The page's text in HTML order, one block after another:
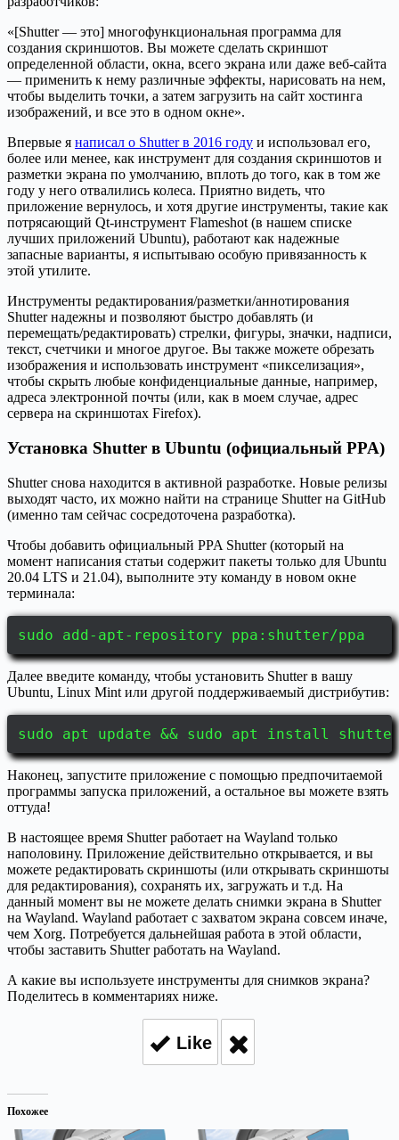
«[Shutter — это] многофункциональная программа для
создания скриншотов. Вы можете сделать скриншот
определенной области, окна, всего экрана или даже веб-сайта
— применить к нему различные эффекты, нарисовать на нем,
чтобы выделить точки, а затем загрузить на сайт хостинга
изображений, и все это в одном окне».
Впервые я написал о Shutter в 2016 году и использовал его,
более или менее, как инструмент для создания скриншотов и
разметки экрана по умолчанию, вплоть до того, как в том же
году у него отвалились колеса. Приятно видеть, что
приложение вернулось, и хотя другие инструменты, такие как
потрясающий Qt-инструмент Flameshot (в нашем списке
лучших приложений Ubuntu), работают как надежные
запасные варианты, я испытываю особую привязанность к
этой утилите.
Инструменты редактирования/разметки/аннотирования
Shutter надежны и позволяют быстро добавлять (и
перемещать/редактировать) стрелки, фигуры, значки, надписи,
текст, счетчики и многое другое. Вы также можете обрезать
изображения и использовать инструмент «пикселизация»,
чтобы скрыть любые конфиденциальные данные, например,
адреса электронной почты (или, как в моем случае, адрес
сервера на скриншотах Firefox).
Установка Shutter в Ubuntu (официальный PPA)
Shutter снова находится в активной разработке. Новые релизы
выходят часто, их можно найти на странице Shutter на GitHub
(именно там сейчас сосредоточена разработка).
Чтобы добавить официальный PPA Shutter (который на
момент написания статьи содержит пакеты только для Ubuntu
20.04 LTS и 21.04), выполните эту команду в новом окне
терминала:
sudo add-apt-repository ppa:shutter/ppa
Далее введите команду, чтобы установить Shutter в вашу
Ubuntu, Linux Mint или другой поддерживаемый дистрибутив:
sudo apt update && sudo apt install
Наконец, запустите приложение с помощью предпочитаемой
программы запуска приложений, а остальное вы можете взять
оттуда!
В настоящее время Shutter работает на Wayland только
наполовину. Приложение действительно открывается, и вы
можете редактировать скриншоты (или открывать скриншоты
для редактирования), сохранять их, загружать и т.д. На
данный момент вы не можете делать снимки экрана в Shutter
на Wayland. Wayland работает с захватом экрана совсем иначе,
чем Xorg. Потребуется дальнейшая работа в этой области,
чтобы заставить Shutter работать на Wayland.
А какие вы используете инструменты для снимков экрана?
Поделитесь в комментариях ниже.
Like
Похожее